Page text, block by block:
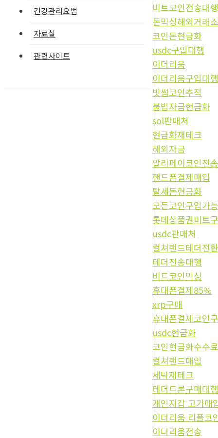
건강관리요법
자료실
관련사이트
비트코인전송대행
돈믹싱해외거래소
코인돈현금화
usdc구입대행
이더리움
이더리움구입대행
빗썸코인추적
불법자금현금화
sol판매처
현금화재테크
해외자금
알리페이코인전송
핸드폰결제매입
탈세돈현금화
모든코인구입가능
롯데상품권비트
usdc판매처
컬쳐랜드테더전환
테더전송대행
비트코인믹싱
휴대폰결제85%
xrp구매
휴대폰결제코인
usdc현금화
코인현금화수수료
컬쳐랜드매입
세탁재테크
테더트론구매대행
개인지갑 고가매
이더리움 리플코
이더리움전송